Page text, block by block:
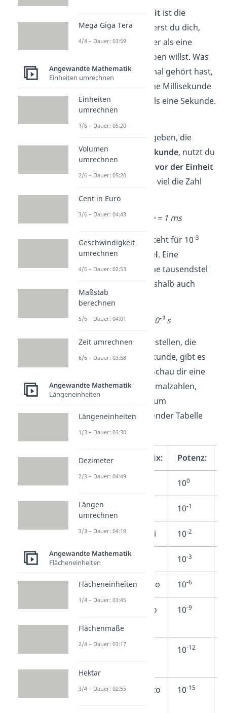
Basiseinheit der Zeit ist die
Sekunde . An ihr orientierst du dich,
wenn du eine Zeit kleiner als eine
Sekunde (1 s) beschreiben willst. Was
du vielleicht schon einmal gehört hast,
. Eine Millisekunde
ist um einiges
als eine Sekunde.
Aber wie klein genau?
Um Zeiteinheiten anzugeben, die
kleiner sind als eine Sekunde, nutzt du
. Dieses stehtvor der Einheit
und beschreibt, um wie viel die Zahl
kleiner ist.
1 Millisekunde = 1 ms
Milli ist ein Präfix und steht für 10-3
oder einemTausendstel. Eine
Millisekunde ist also eine tausendstel
Sekunde. Du kannst deshalb auch
schreiben:
1 ms = 1 • 10-3s
Um Zeiteinheiten darzustellen, die
kleiner sind als eine Sekunde, gibt es
. Schau dir eine
Übersicht über die Dezimalzahlen,
Präfixe und Potenzen zum
Zeitumrechnenin folgender Tabelle
Dezimalzahl: Präfix: Potenz:
1 s 100
0,1 s 10-1
0,01 s zenti 10-2
0,001 s 10-3
0,000 001 s mikro 10-6
001 s
nano 10-9
0,000 000
10-12
0,000 000
femto 10-15
Mega Giga Tera
4/4 – Dauer: 03:59
Angewandte Mathematik
Einheiten umrechnen
Einheiten
umrechnen
1/6 – Dauer: 05:20
Volumen
umrechnen
2/6 – Dauer: 05:20
Cent in Euro
3/6 – Dauer: 04:43
Geschwindigkeit
umrechnen
4/6 – Dauer: 02:53
Maßstab
berechnen
5/6 – Dauer: 04:01
Zeit umrechnen
6/6 – Dauer: 03:58
Angewandte Mathematik
Längeneinheiten
Längeneinheiten
1/3 – Dauer: 03:30
Dezimeter
2/3 – Dauer: 04:49
Längen
umrechnen
3/3 – Dauer: 04:18
Angewandte Mathematik
Flächeneinheiten
Flächeneinheiten
1/4 – Dauer: 03:45
Flächenmaße
2/4 – Dauer: 03:17
Hektar
3/4 – Dauer: 02:55